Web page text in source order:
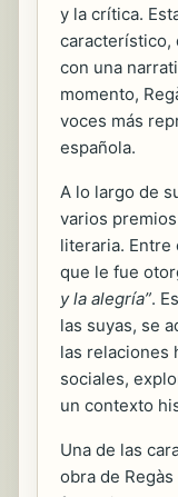
y la crítica.
característico,
con una
momento,
voces más
española.
A lo largo de
varios
literaria. Entre
que le fue
y la alegría”.
las suyas, se
las relaciones
sociales,
un contexto
Una de las
obra de